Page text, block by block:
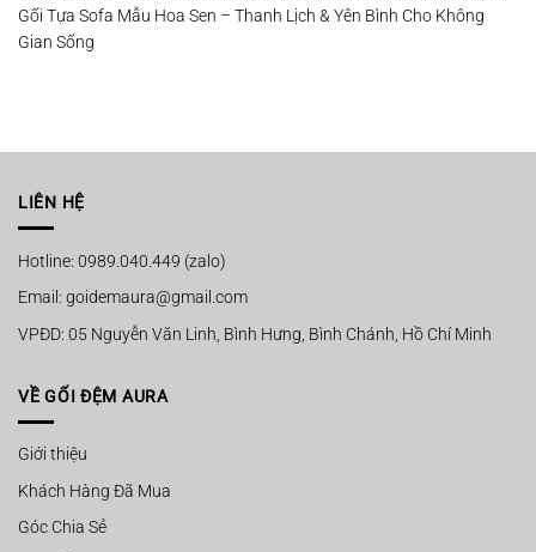
Gối Tựa Sofa Mẫu Hoa Sen – Thanh Lịch & Yên Bình Cho Không
Gian Sống
LIÊN HỆ
Hotline: 0989.040.449 (zalo)
Email: goidemaura@gmail.com
VPĐD: 05 Nguyễn Văn Linh, Bình Hưng, Bình Chánh, Hồ Chí Minh
VỀ GỐI ĐỆM AURA
Giới thiệu
Khách Hàng Đã Mua
Góc Chia Sẻ